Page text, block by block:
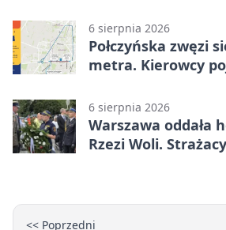
6 sierpnia 2026
Połczyńska zwęzi
metra. Kierowcy
6 sierpnia 2026
Warszawa oddała
Rzezi Woli.
<< Poprzedni